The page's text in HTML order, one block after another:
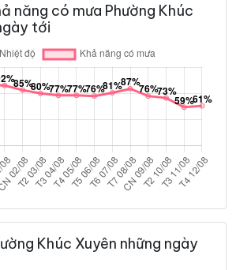
năng có mưa Phường Khúc
tới
Khúc Xuyên những ngày